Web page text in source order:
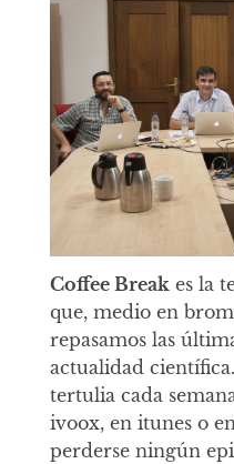
Coffee Breakes la
que, medio en
repasamos las
actualidad
tertulia cada
ivoox, en itunes o
perderse ningún